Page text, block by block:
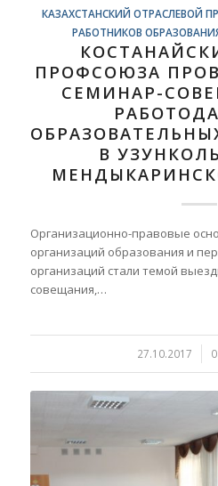
КАЗАХСТАНСКИЙ ОТРАСЛЕВОЙ
РАБОТНИКОВ
ПРОФСОЮЗА
СЕМИНАР-
В
Организационно-правовые
организаций образования и
организаций стали темой
совещания,…
27.10.2017
/